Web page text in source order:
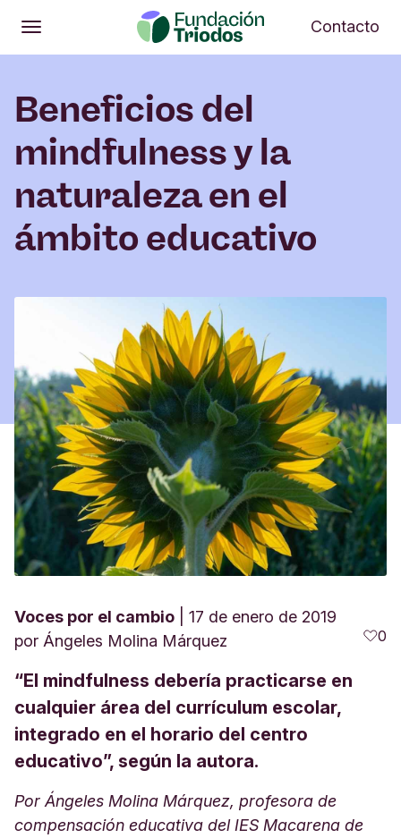
Abrir
Menú principal
Abrir
Contacto
Beneficios del
mindfulness y la
naturaleza en el
ámbito educativo
Voces por el cambio
17 de enero de 2019
por Ángeles Molina Márquez 0
“El mindfulness debería practicarse en
cualquier área del currículum escolar,
integrado en el horario del centro
educativo”, según la autora.
Por Ángeles Molina Márquez, profesora de
compensación educativa del IES Macarena de